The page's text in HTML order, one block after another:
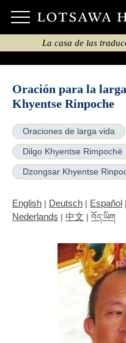
La casa de las
Oración para la
Khyentse Rinpoche
Oraciones de larga vida
Dilgo Khyentse Rimpoché
Dzongsar Khyentse
English | Deutsch | Español |
Nederlands | 中文 | བོད་ཡིག